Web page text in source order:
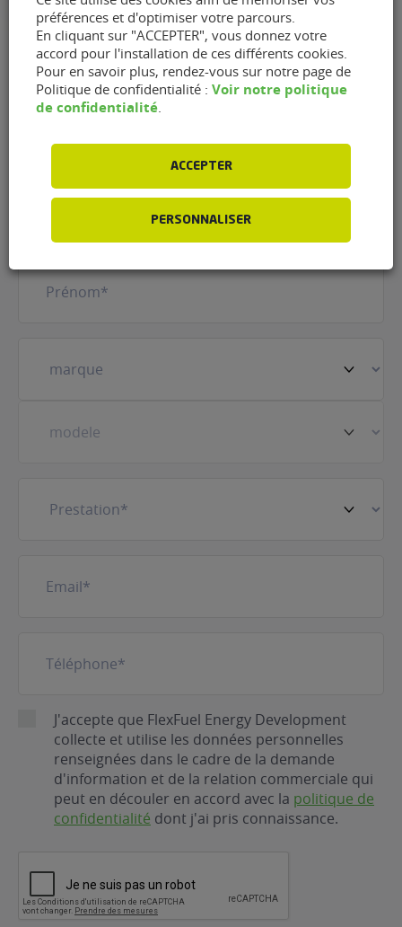
Contacter le garage Garage
Douchet de Villefranche-de-
Lonchat (24610)
Nom(Nécessaire)
Prénom(Nécessaire)
véhicule(Nécessaire)
mail(Nécessaire)
RGPDJ'accepte que FlexFuel Energy Development
collecte et utilise les données personnelles
renseignées dans le cadre de la demande
d'information et de la relation commerciale qui
peut en découler en accord avec la politique de
confidentialité dont j'ai pris connaissance.
préférences et d'optimiser votre parcours.
En cliquant sur "ACCEPTER", vous donnez votre
accord pour l'installation de ces différents cookies.
Pour en savoir plus, rendez-vous sur notre page de
Politique de confidentialité : Voir notre politique
de confidentialité.
ACCEPTER
PERSONNALISER